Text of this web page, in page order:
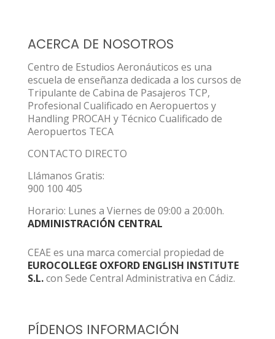
ACERCA DE NOSOTROS
Centro de Estudios Aeronáuticos es una
escuela de enseñanza dedicada a los cursos de
Tripulante de Cabina de Pasajeros TCP,
Profesional Cualificado en Aeropuertos y
Handling PROCAH y Técnico Cualificado de
Aeropuertos TECA
CONTACTO DIRECTO
Llámanos Gratis:
900 100 405
Horario: Lunes a Viernes de 09:00 a 20:00h.
ADMINISTRACIÓN CENTRAL
CEAE es una marca comercial propiedad de
EUROCOLLEGE OXFORD ENGLISH INSTITUTE
S.L.con Sede Central Administrativa en Cádiz.
PÍDENOS INFORMACIÓN